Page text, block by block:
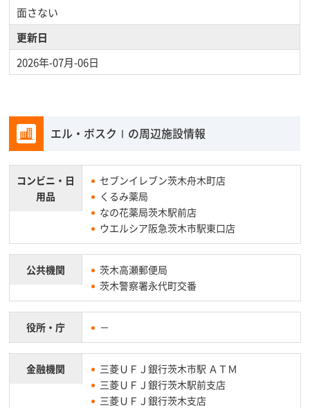
面さない
更新日
2026年-07月-06日
エル・ボスクⅠの周辺施設情報
コンビニ・ 日
用品
セブンイレブン茨木舟木町店
くるみ薬局
なの花薬局茨木駅前店
ウエルシア阪急茨木市駅東口店
公共機関
茨木高瀬郵便局
茨木警察署永代町交番
役所・庁 －
金融機関
三菱ＵＦＪ銀行茨木市駅 ＡＴＭ
三菱ＵＦＪ銀行茨木駅前支店
三菱ＵＦＪ銀行茨木支店